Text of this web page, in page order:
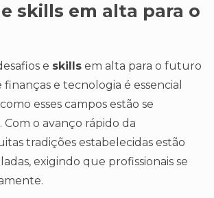
skills em alta para o
e skills em alta para o futuro
e tecnologia é essencial
esses campos estão se
o avanço rápido da
tradições estabelecidas estão
exigindo que profissionais se